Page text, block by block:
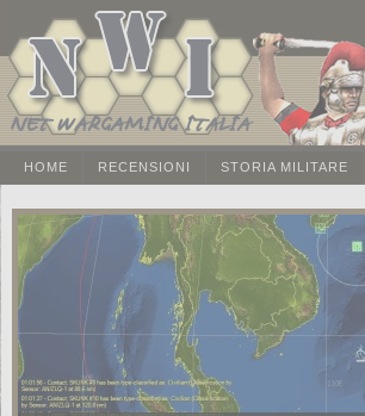
HOME RECENSIONI STORIA MILITARE